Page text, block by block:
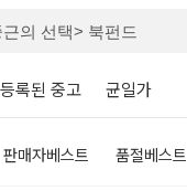
록된 중고 균일가
판매자베스트 품절베스트